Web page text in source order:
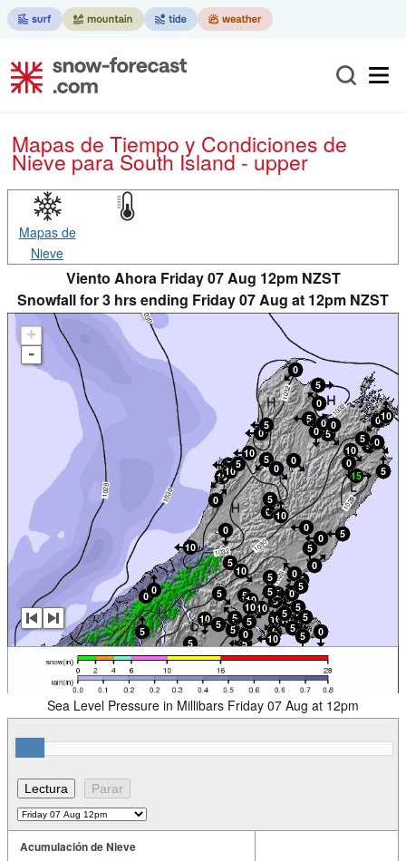
Mapas de Tiempo y Condiciones de
Nievepara South Island - upper
Mapas de
Nieve
Viento Ahora Friday 07 Aug 12pm NZST
Snowfall for 3 hrs ending Friday 07 Aug at 12pm NZST
+
-
Sea Level Pressure in Millibars Friday 07 Aug at 12pm
Acumulación de Nieve